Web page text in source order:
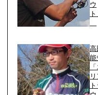
ウ
ト
高
能